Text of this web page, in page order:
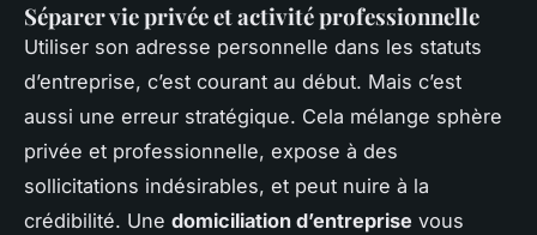
Séparer vie privée et activité professionnelle
Utiliser son adresse personnelle dans les statuts
d’entreprise, c’est courant au début. Mais c’est
aussi une erreur stratégique. Cela mélange sphère
privée et professionnelle, expose à des
sollicitations indésirables, et peut nuire à la
crédibilité. Une domiciliation d’entreprise vous